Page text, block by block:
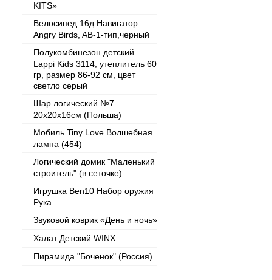
KITS»
Велосипед 16д.Навигатор
Angry Birds, AB-1-тип,черный
Полукомбинезон детский
Lappi Kids 3114, утеплитель 60
гр, размер 86-92 см, цвет
светло серый
Шар логический №7
20x20x16см (Польша)
Мобиль Tiny Love Волшебная
лампа (454)
Логический домик "Маленький
строитель" (в сеточке)
Игрушка Ben10 Набор оружия
Рука
Звуковой коврик «День и ночь»
Халат Детский WINX
Пирамида "Боченок" (Россия)